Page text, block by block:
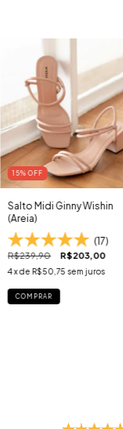
15% OFF
Salto Midi Ginny Wishin
(Areia)
(17)
R$239,90 R$203,00
4x de R$50,75 sem juros
COMPRAR